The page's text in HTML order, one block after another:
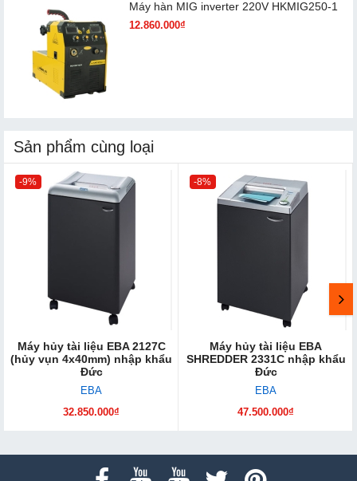
Máy hàn MIG inverter 220V HKMIG250-1
12.860.000₫
Sản phẩm cùng loại
-9%
Máy hủy tài liệu EBA 2127C
(hủy vụn 4x40mm) nhập khẩu
Đức
EBA
32.850.000₫
-8%
Máy hủy tài liệu EBA
SHREDDER 2331C nhập khẩu
Đức
EBA
47.500.000₫